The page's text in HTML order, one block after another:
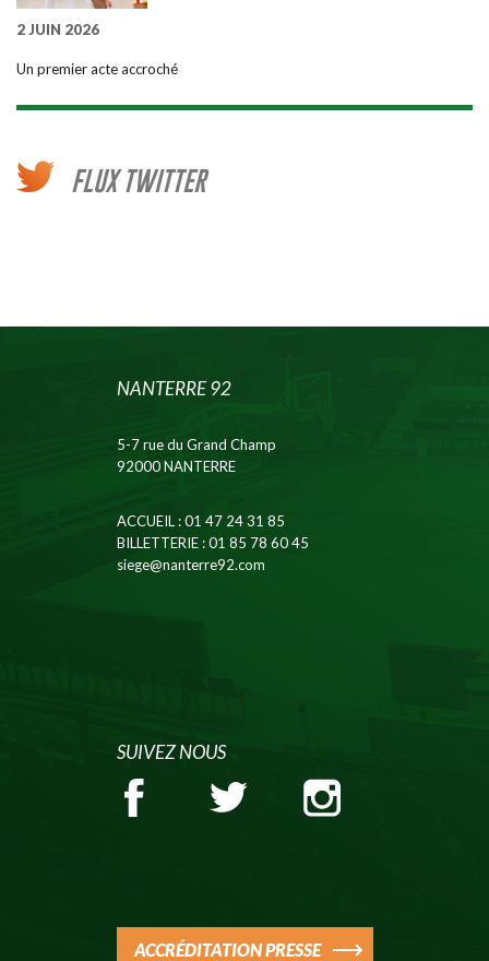
2 JUIN 2026
Un premier acte accroché
FLUX TWITTER
NANTERRE 92
5-7 rue du Grand Champ
92000 NANTERRE
ACCUEIL: 01 47 24 31 85
BILLETTERIE: 01 85 78 60 45
siege@nanterre92.com
SUIVEZ NOUS
ACCRÉDITATION PRESSE